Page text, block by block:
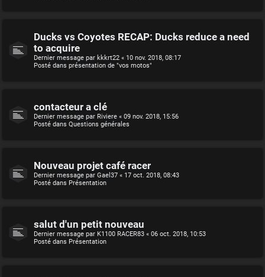
Ducks vs Coyotes RECAP: Ducks reduce a need
to acquire
Dernier message par kkkrt22 « 10 nov. 2018, 08:17
Posté dans présentation de "vos motos"
contacteur a clé
Dernier message par Riviere « 09 nov. 2018, 15:56
Posté dans Questions générales
Nouveau projet café racer
Dernier message par Gael37 « 17 oct. 2018, 08:43
Posté dans Présentation
salut d'un petit nouveau
Dernier message par K1100 RACER83 « 06 oct. 2018, 10:53
Posté dans Présentation